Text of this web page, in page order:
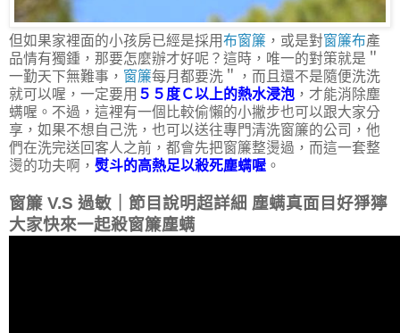
但如果家裡面的小孩房已經是採用布窗簾 ，或是對窗簾布產
品情有獨鍾，那要怎麼辦才好呢？這時，唯一的對策就是＂
一勤天下無難事， 窗簾每月都要洗＂，而且還不是隨便洗洗
就可以喔，一定要用 ５５度Ｃ以上的熱水浸泡 ，才能消除塵
螨喔。不過，這裡有一個比較偷懶的小撇步也可以跟大家分
享，如果不想自己洗，也可以送往專門清洗窗簾的公司，他
們在洗完送回客人之前，都會先把窗簾整燙過，而這一套整
燙的功夫啊， 熨斗的高熱足以殺死塵螨喔 。
窗簾 V.S 過敏｜節目說明超詳細 塵螨真面目好猙獰
大家快來一起殺窗簾塵螨